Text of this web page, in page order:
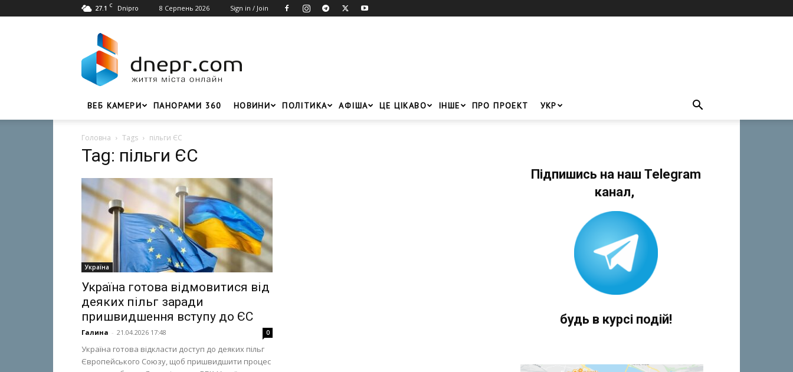
27.1 C Dnipro 8 Серпень 2026 Sign in / Join
Головний
портал
Дніпра
ВЕБ КАМЕРИ ПАНОРАМИ 360 НОВИНИ ПОЛІТИКА АФІША ЦЕ ЦІКАВО ІНШЕ ПРО ПРОЕКТ УКР
Головна Tags пільги ЄС
Tag: пільги ЄС
Україна
Україна готова відмовитися від
деяких пільг заради
пришвидшення вступу до ЄС
Галина - 21.04.2026 17:48 0
Україна готова відкласти доступ до деяких пільг
Європейського Союзу, щоб пришвидшити процес
Підпишись на наш Telegram
канал,
будь в курсі подій!